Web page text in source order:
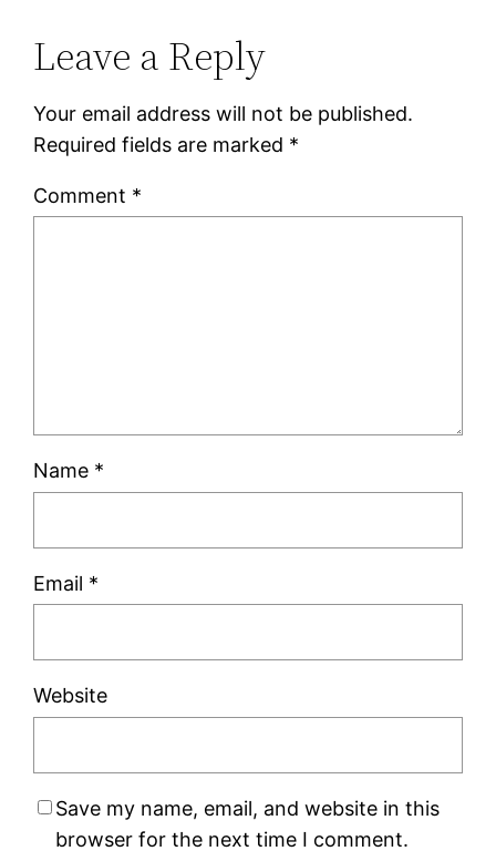
Leave a Reply
Your email address will not be published.
Required fields are marked *
Comment *
Name *
Email *
Website
Save my name, email, and website in this
browser for the next time I comment.